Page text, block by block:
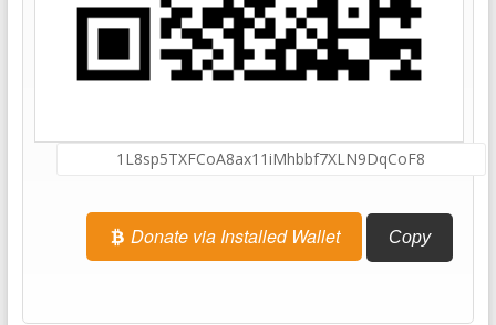
Donate via Installed Wallet Copy